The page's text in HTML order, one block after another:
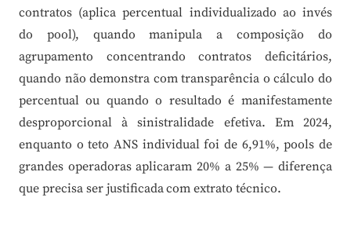
contratos (aplica percentual individualizado ao invés
do pool), quando manipula a composição do
agrupamento concentrando contratos deficitários,
quando não demonstra com transparência o cálculo do
percentual ou quando o resultado é manifestamente
desproporcional à sinistralidade efetiva. Em 2024,
enquanto o teto ANS individual foi de 6,91%, pools de
grandes operadoras aplicaram 20% a 25% — diferença
que precisa ser justificada com extrato técnico.